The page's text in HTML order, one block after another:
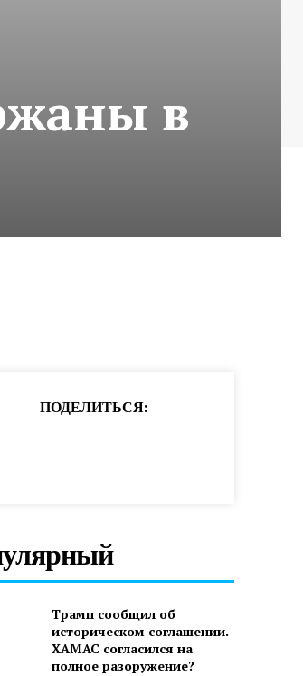
в
ПОДЕЛИТЬСЯ:
Трамп сообщил об
историческом соглашении.
ХАМАС согласился на
полное разоружение?